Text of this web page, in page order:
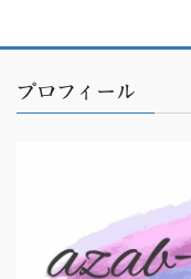
プロフィール